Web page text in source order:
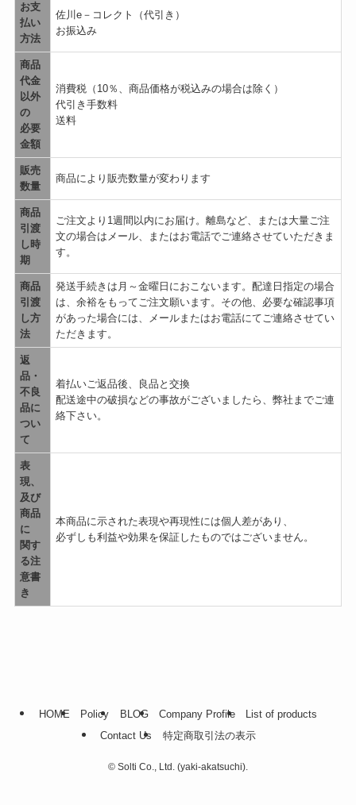
お支
払い
方法
佐川e－コレクト（代引き）
お振込み
商品
代金
以外
の
必要
金額
消費税（10％、商品価格が税込みの場合は除く）
代引き手数料
送料
販売
数量
商品により販売数量が変わります
商品
引渡
し時
期
ご注文より1週間以内にお届け。離島など、または大量ご注
文の場合はメール、またはお電話でご連絡させていただきま
す。
商品
引渡
し方
法
発送手続きは月～金曜日におこないます。配達日指定の場合
は、余裕をもってご注文願います。その他、必要な確認事項
があった場合には、メールまたはお電話にてご連絡させてい
ただきます。
返
品・
不良
品に
つい
て
着払いご返品後、良品と交換
配送途中の破損などの事故がございましたら、弊社までご連
絡下さい。
表
現、
及び
商品
に
関す
る注
意書
き
本商品に示された表現や再現性には個人差があり、
必ずしも利益や効果を保証したものではございません。
HOME Policy BLOG Company Profile
List of products
Contact Us
特定商取引法の表示
© Solti Co., Ltd. (yaki-akatsuchi).